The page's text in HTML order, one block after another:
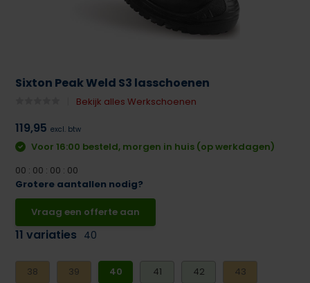
Sixton Peak Weld S3 lasschoenen
Bekijk alles Werkschoenen
119,95 excl. btw
Voor 16:00 besteld, morgen in huis (op werkdagen)
00 : 00 : 00 : 00
Grotere aantallen nodig?
Vraag een offerte aan
11 variaties 40
38 39 40 41 42 43